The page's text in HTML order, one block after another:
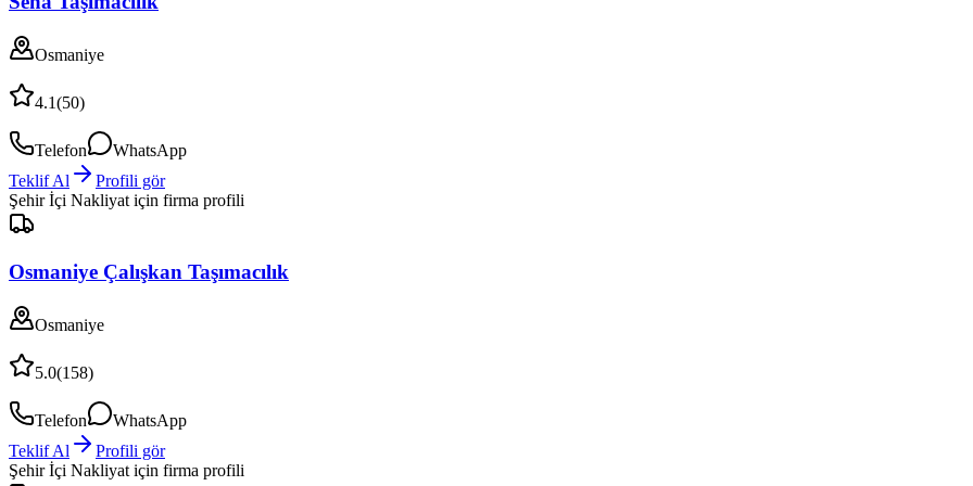
Osmaniye
4.1(50)
Telefon
WhatsApp
Teklif Al
Profili gör
Şehir İçi Nakliyat için firma profili
Osmaniye Çalışkan Taşımacılık
Osmaniye
5.0(158)
Telefon
WhatsApp
Teklif Al
Profili gör
Şehir İçi Nakliyat için firma profili